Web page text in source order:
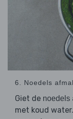
6. Noedels
Giet de noedels
met koud